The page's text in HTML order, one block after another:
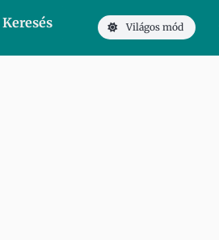
Keresés Világos mód